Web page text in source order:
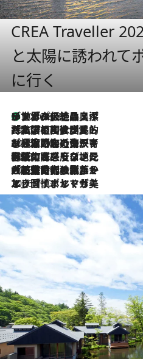
CREA Traveller
と太陽に誘われて
に行く
2026.8.8
リスボンの絶品スイーツ「パステル・デ・ナタ」とは？ポルトガル伝統の奥深い世界へ
2026.7.27
「私の祖国はポルトガル語です」国民的詩人フェルナンド・ペソアと、彼が愛した文学の街を歩く
2026.7.26
ポルトガル近海が育む極上の海の幸。キリリと冷えた白ワインと愉しむ、シーフード専門店の贅沢
2026.7.22
伝統の味をモダンに昇華。高感度な地元客が集う、リスボンの最旬ガストロノミー
2026.7.21
大航海時代の栄華から、震災、独裁、そして革命へ。ポルトガル・首都リスボンの石畳に刻まれた「歴史の光と影」
2026.7.13
エッセイ・ヤマザキマリ「慎ましくも美しき国 ポルトガル」